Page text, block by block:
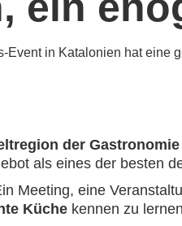
Event in Katalonien hat eine
der Gastronomie
als eines der besten
Meeting, eine
Küche kennen zu